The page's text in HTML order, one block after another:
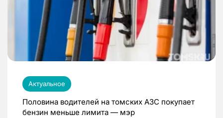
Актуальное
Половина водителей на томских АЗС покупает
бензин меньше лимита — мэр